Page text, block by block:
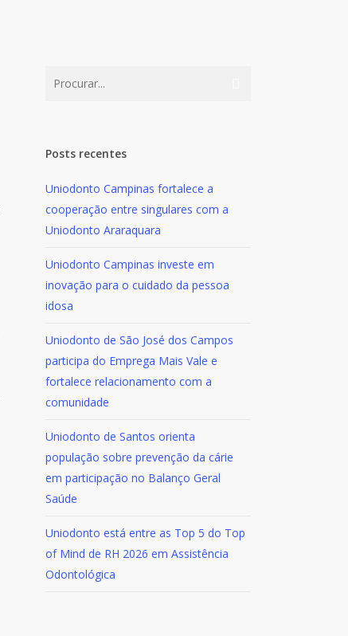
Posts recentes
Uniodonto Campinas fortalece a
cooperação entre singulares com a
Uniodonto Araraquara
Uniodonto Campinas investe em
inovação para o cuidado da pessoa
idosa
Uniodonto de São José dos Campos
participa do Emprega Mais Vale e
fortalece relacionamento com a
comunidade
Uniodonto de Santos orienta
população sobre prevenção da cárie
em participação no Balanço Geral
Saúde
Uniodonto está entre as Top 5 do Top
of Mind de RH 2026 em Assistência
Odontológica